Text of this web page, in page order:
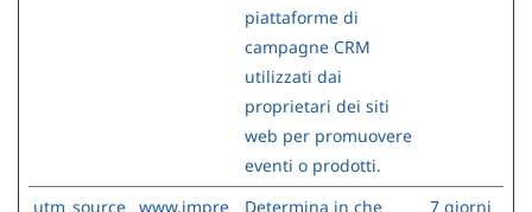
piattaforme di
campagne CRM
utilizzati dai
proprietari dei siti
web per promuovere
eventi o prodotti.
utm_source www.impre
Determina in che
7 giorni